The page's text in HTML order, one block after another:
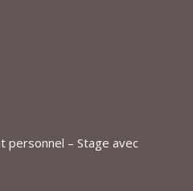
personnel – Stage avec